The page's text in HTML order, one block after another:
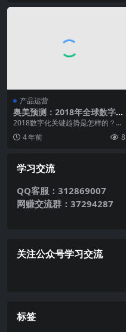
产品运营
奥美预测：2018年全球数字化
关键趋势
2018数字化关键趋势是怎样的？通
过文章来看看奥美如何预测。 过去
的五年中，奥美...
4 年前 8
学习交流
QQ客服：312869007
网赚交流群：37294287
关注公众号学习交流
标签